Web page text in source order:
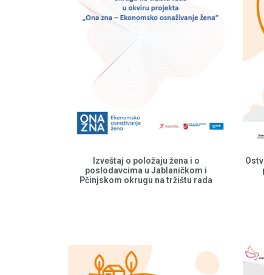
Izveštaj o položaju žena i o
poslodavcima u Jablaničkom i
Pčinjskom okrugu na tržištu rada